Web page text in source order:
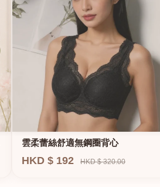
雲柔蕾絲舒適無鋼圈背心
HKD $ 192 HKD $ 320.00